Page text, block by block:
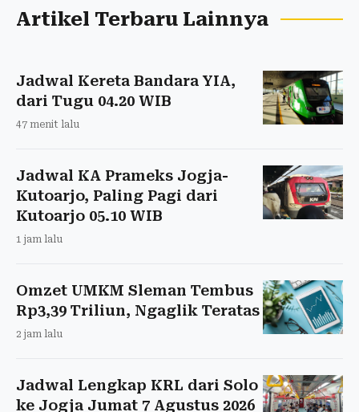
Artikel Terbaru Lainnya
Jadwal Kereta Bandara YIA,
dari Tugu 04.20 WIB
47 menit lalu
Jadwal KA Prameks Jogja-
Kutoarjo, Paling Pagi dari
Kutoarjo 05.10 WIB
1 jam lalu
Omzet UMKM Sleman Tembus
Rp3,39 Triliun, Ngaglik Teratas
2 jam lalu
Jadwal Lengkap KRL dari Solo
ke Jogja Jumat 7 Agustus 2026